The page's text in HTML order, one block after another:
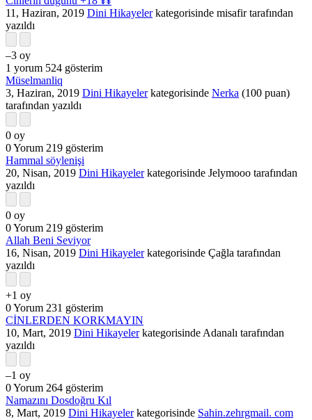
11, Haziran, 2019 Dini Hikayelerkategorisinde misafir tarafından
yazıldı
–3 oy
1 yorum 524 gösterim
Müselmanliq
3, Haziran, 2019 Dini Hikayelerkategorisinde Nerka (100 puan)
tarafından yazıldı
0 oy
0Yorum 219 gösterim
Hammal söylenişi
20, Nisan, 2019 Dini Hikayelerkategorisinde Jelymooo tarafından
yazıldı
0 oy
0Yorum 219 gösterim
Allah Beni Seviyor
16, Nisan, 2019 Dini Hikayelerkategorisinde Çağla tarafından
yazıldı
+1 oy
0Yorum 231 gösterim
CİNLERDEN KORKMAYIN
10, Mart, 2019 Dini Hikayelerkategorisinde Adanalı tarafından
yazıldı
–1 oy
0Yorum 264 gösterim
Namazını Dosdoğru Kıl
8, Mart, 2019 Dini Hikayelerkategorisinde Sahin.zehrgmail. com